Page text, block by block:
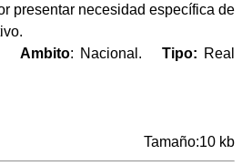
presentar necesidad específica de
Ambito: Nacional. Tipo: Real
Tamaño:10 kb